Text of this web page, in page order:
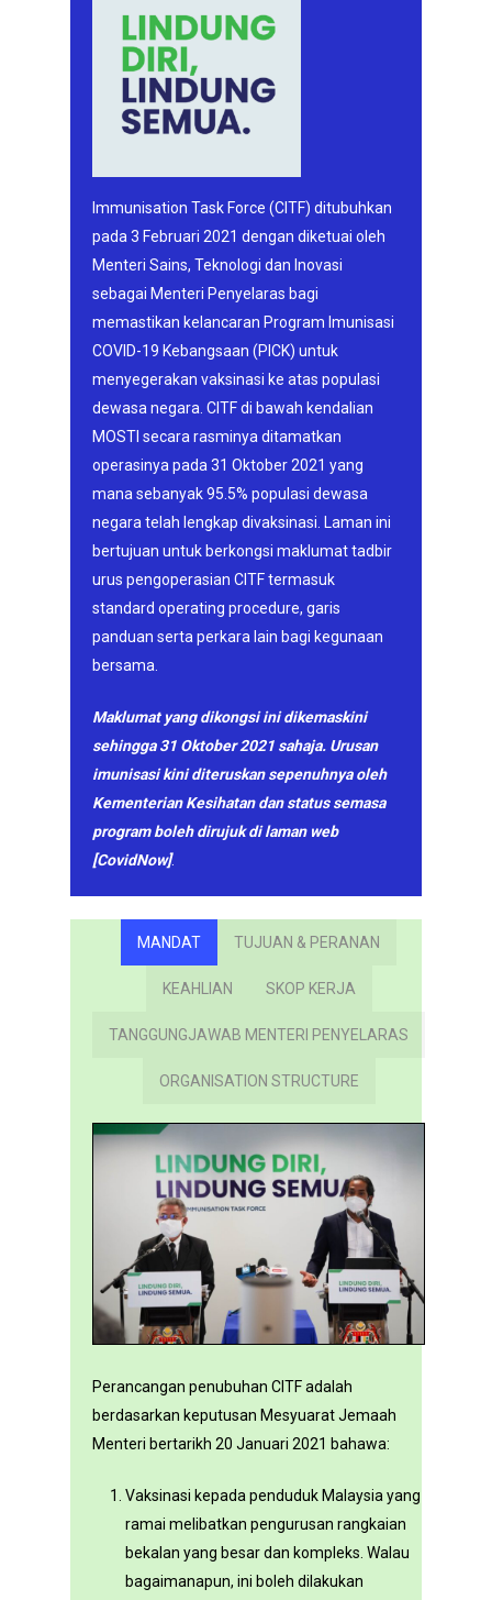
Immunisation Task Force (CITF) ditubuhkan
pada 3 Februari 2021 dengan diketuai oleh
Menteri Sains, Teknologi dan Inovasi
sebagai Menteri Penyelaras bagi
memastikan kelancaran Program Imunisasi
COVID-19 Kebangsaan (PICK) untuk
menyegerakan vaksinasi ke atas populasi
dewasa negara. CITF di bawah kendalian
MOSTI secara rasminya ditamatkan
operasinya pada 31 Oktober 2021 yang
mana sebanyak 95.5% populasi dewasa
negara telah lengkap divaksinasi. Laman ini
bertujuan untuk berkongsi maklumat tadbir
urus pengoperasian CITF termasuk
standard operating procedure, garis
panduan serta perkara lain bagi kegunaan
bersama.
Maklumat yang dikongsi ini dikemaskini
sehingga 31 Oktober 2021 sahaja. Urusan
imunisasi kini diteruskan sepenuhnya oleh
Kementerian Kesihatan dan status semasa
program boleh dirujuk di laman web
[CovidNow].
MANDAT TUJUAN & PERANAN
KEAHLIAN SKOP KERJA
TANGGUNGJAWAB MENTERI PENYELARAS
ORGANISATION STRUCTURE
Perancangan penubuhan CITF adalah
berdasarkan keputusan Mesyuarat Jemaah
Menteri bertarikh 20 Januari 2021 bahawa:
Vaksinasi kepada penduduk Malaysia yang
ramai melibatkan pengurusan rangkaian
bekalan yang besar dan kompleks. Walau
bagaimanapun, ini boleh dilakukan